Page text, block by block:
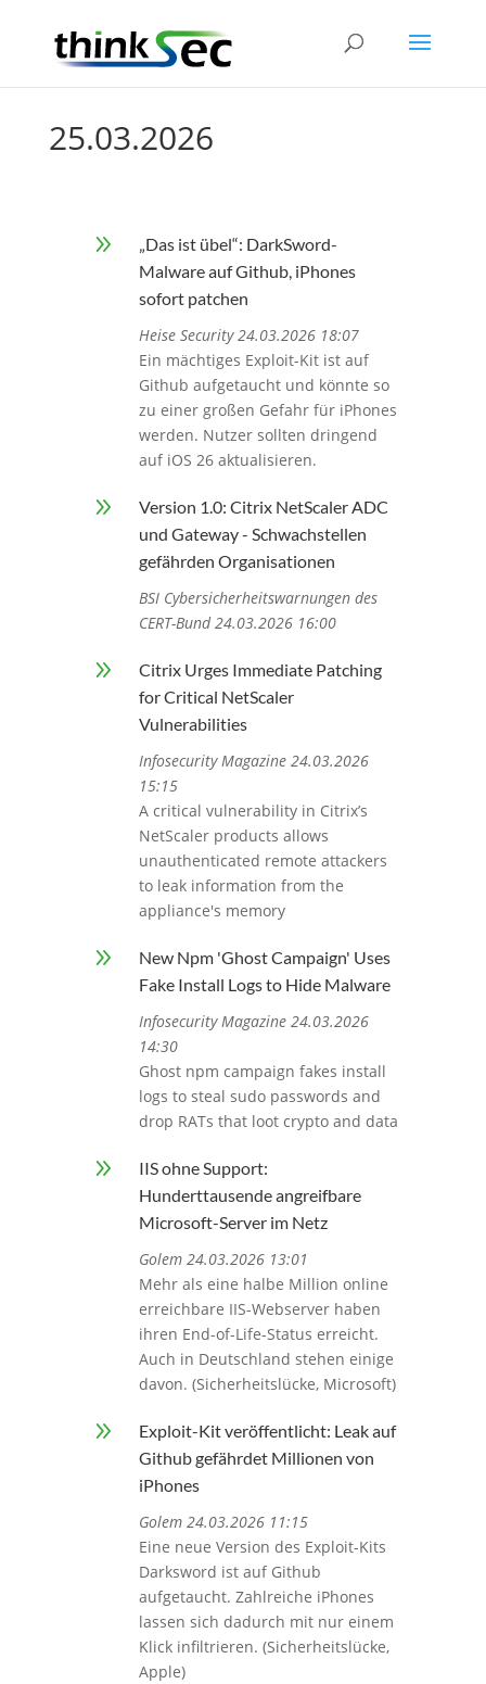
25.03.2026
9
„Das ist übel“: DarkSword-
Malware auf Github, iPhones
sofort patchen
Heise Security 24.03.2026 18:07
Ein mächtiges Exploit-Kit ist auf
Github aufgetaucht und könnte so
zu einer großen Gefahr für iPhones
werden. Nutzer sollten dringend
auf iOS 26 aktualisieren.
9
Version 1.0: Citrix NetScaler ADC
und Gateway - Schwachstellen
gefährden Organisationen
BSI Cybersicherheitswarnungen des
CERT-Bund 24.03.2026 16:00
9
Citrix Urges Immediate Patching
for Critical NetScaler
Vulnerabilities
Infosecurity Magazine 24.03.2026
15:15
A critical vulnerability in Citrix’s
NetScaler products allows
unauthenticated remote attackers
to leak information from the
appliance's memory
9
New Npm 'Ghost Campaign' Uses
Fake Install Logs to Hide Malware
Infosecurity Magazine 24.03.2026
14:30
Ghost npm campaign fakes install
logs to steal sudo passwords and
drop RATs that loot crypto and data
9
IIS ohne Support:
Hunderttausende angreifbare
Microsoft-Server im Netz
Golem 24.03.2026 13:01
Mehr als eine halbe Million online
erreichbare IIS-Webserver haben
ihren End-of-Life-Status erreicht.
Auch in Deutschland stehen einige
davon. (Sicherheitslücke, Microsoft)
9
Exploit-Kit veröffentlicht: Leak auf
Github gefährdet Millionen von
iPhones
Golem 24.03.2026 11:15
Eine neue Version des Exploit-Kits
Darksword ist auf Github
aufgetaucht. Zahlreiche iPhones
lassen sich dadurch mit nur einem
Klick infiltrieren. (Sicherheitslücke,
Apple)